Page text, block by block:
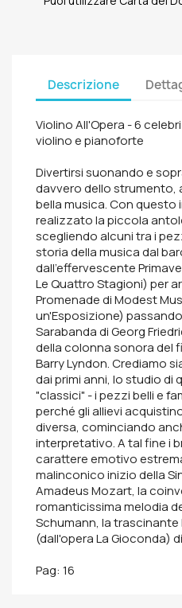
Descrizione
Violino All'Opera - 6
violino e pianoforte
Divertirsi suonando e
davvero dello strumento,
bella musica. Con
realizzato la piccola
scegliendo alcuni tra i
storia della musica dal
dall'effervescente
Le Quattro Stagioni) per
Promenade di Modest
un'Esposizione)
Sarabanda di Georg
della colonna sonora del
Barry Lyndon. Crediamo
dai primi anni, lo studio di
"classici" - i pezzi belli e
perché gli allievi
diversa, cominciando
interpretativo. A tal fine i
carattere emotivo
malinconico inizio della
Amadeus Mozart, la
romanticissima melodia
Schumann, la trascinante
(dall'opera La Gioconda)
Pag: 16